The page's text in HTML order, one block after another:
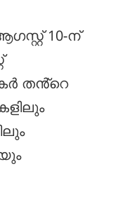
10-ന്
തൻ്റെ